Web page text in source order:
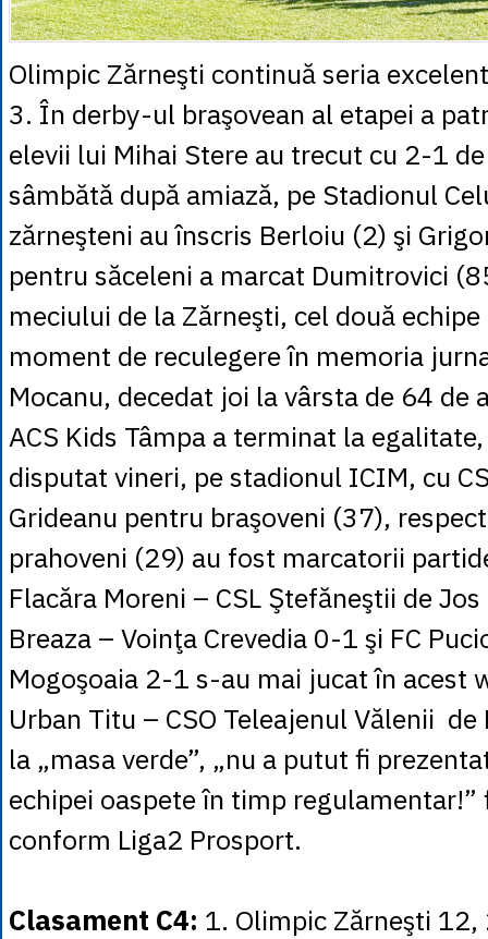
Olimpic Zărneşti continuă seria
3. În derby-ul braşovean al etapei a
elevii lui Mihai Stere au trecut cu 2-1 de
sâmbătă după amiază, pe Stadionul
zărneşteni au înscris Berloiu (2) şi
pentru săceleni a marcat Dumitrovici
meciului de la Zărneşti, cel două
moment de reculegere în memoria
Mocanu, decedat joi la vârsta de 64 de
ACS Kids Tâmpa a terminat la
disputat vineri, pe stadionul ICIM, cu
Grideanu pentru braşoveni (37),
prahoveni (29) au fost marcatorii
Flacăra Moreni – CSL Ştefăneştii de
Breaza – Voinţa Crevedia 0-1 şi FC
Mogoşoaia 2-1 s-au mai jucat în acest
Urban Titu – CSO Teleajenul Vălenii
la „masa verde”, „nu a putut fi
echipei oaspete în timp
conform Liga2 Prosport.
Clasament C4: 1. Olimpic Zărneşti 12,